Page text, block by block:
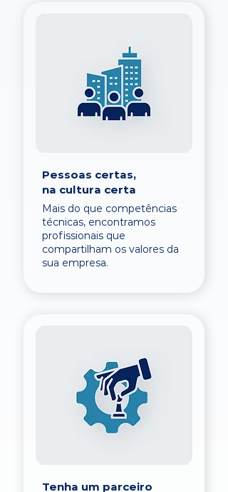
Pessoas certas,
na cultura certa
Mais do que competências
técnicas, encontramos
profissionais que
compartilham os valores da
sua empresa.
Tenha um parceiro